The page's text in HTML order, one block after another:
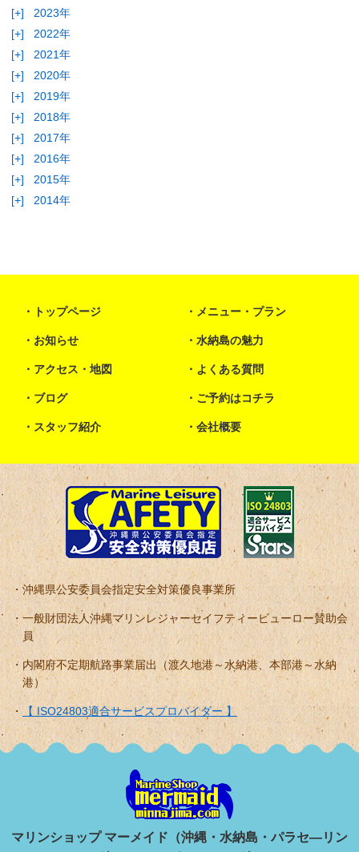
[+]
2023年
[+]
2022年
[+]
2021年
[+]
2020年
[+]
2019年
[+]
2018年
[+]
2017年
[+]
2016年
[+]
2015年
[+]
2014年
トップページ メニュー・プラン
お知らせ 水納島の魅力
アクセス・地図 よくある質問
ブログ ご予約はコチラ
スタッフ紹介 会社概要
沖縄県公安委員会指定安全対策優良事業所
一般財団法人沖縄マリンレジャーセイフティービューロー賛助会
員
内閣府不定期航路事業届出（渡久地港～水納港、本部港～水納
港）
【 ISO24803適合サービスプロバイダー 】
マリンショップ マーメイド（沖縄・水納島・パラセ―リン